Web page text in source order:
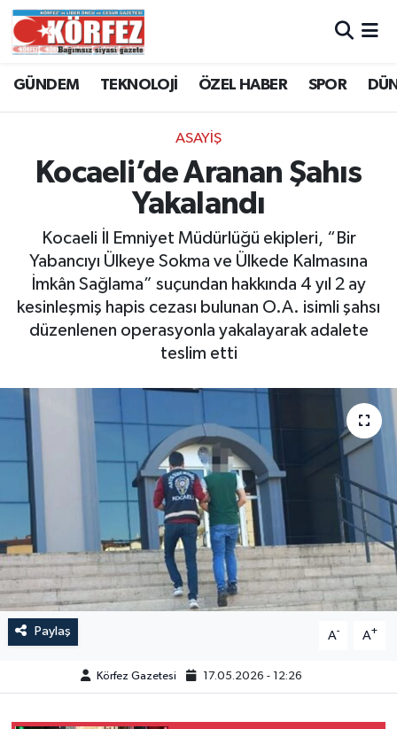
GÜNDEM TEKNOLOJİ ÖZEL HABER SPOR
ASAYİŞ
Kocaeli’de Aranan Şahıs
Yakalandı
Kocaeli İl Emniyet Müdürlüğü ekipleri, “Bir
Yabancıyı Ülkeye Sokma ve Ülkede Kalmasına
İmkân Sağlama” suçundan hakkında 4 yıl 2 ay
kesinleşmiş hapis cezası bulunan O.A. isimli şahsı
düzenlenen operasyonla yakalayarak adalete
teslim etti
Paylaş A- A+
Körfez Gazetesi 17.05.2026 - 12:26
Trafik Durumu
Süper Lig Puan Durumu ve Fikstür
Tüm Manşetler
Son Dakika Haberleri
Haber Arşivi